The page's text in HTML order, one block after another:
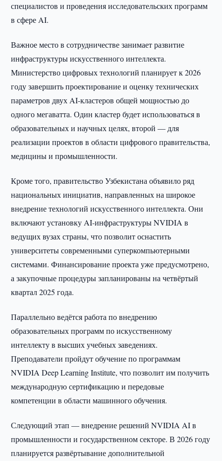
специалистов и проведения исследовательских программ
в сфере AI.
Важное место в сотрудничестве занимает развитие
инфраструктуры искусственного интеллекта.
Министерство цифровых технологий планирует к 2026
году завершить проектирование и оценку технических
параметров двух AI-кластеров общей мощностью до
одного мегаватта. Один кластер будет использоваться в
образовательных и научных целях, второй — для
реализации проектов в области цифрового правительства,
медицины и промышленности.
Кроме того, правительство Узбекистана объявило ряд
национальных инициатив, направленных на широкое
внедрение технологий искусственного интеллекта. Они
включают установку AI-инфраструктуры NVIDIA в
ведущих вузах страны, что позволит оснастить
университеты современными суперкомпьютерными
системами. Финансирование проекта уже предусмотрено,
а закупочные процедуры запланированы на четвёртый
квартал 2025 года.
Параллельно ведётся работа по внедрению
образовательных программ по искусственному
интеллекту в высших учебных заведениях.
Преподаватели пройдут обучение по программам
NVIDIA Deep Learning Institute, что позволит им получить
международную сертификацию и передовые
компетенции в области машинного обучения.
Следующий этап — внедрение решений NVIDIA AI в
промышленности и государственном секторе. В 2026 году
планируется развёртывание дополнительной